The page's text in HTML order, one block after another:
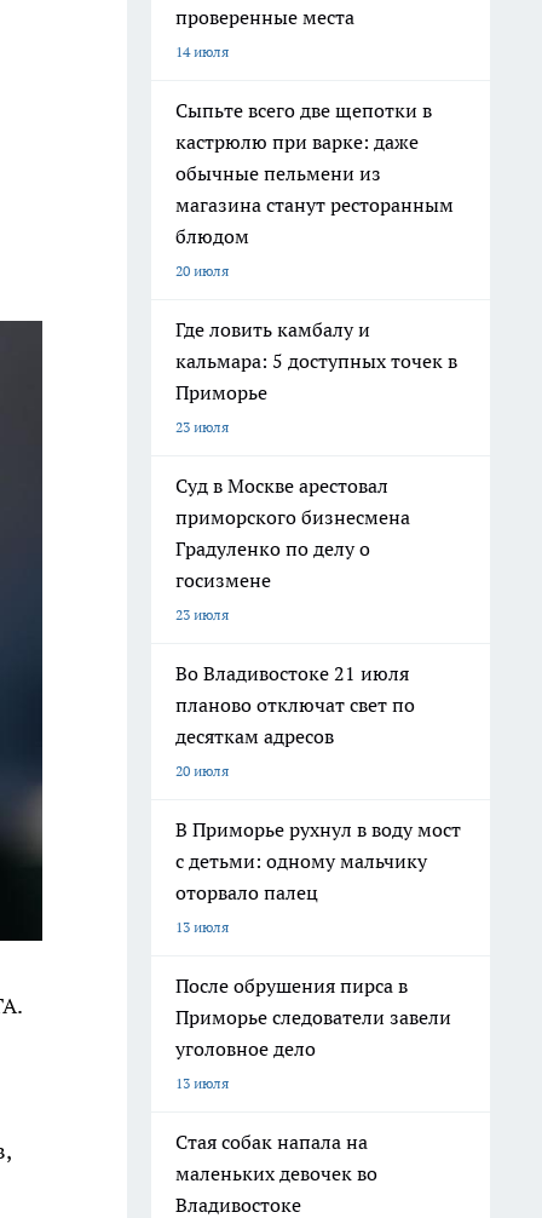
проверенные места
14 июля
Сыпьте всего две щепотки в
кастрюлю при варке: даже
обычные пельмени из
магазина станут ресторанным
блюдом
20 июля
Где ловить камбалу и
кальмара: 5 доступных точек в
Приморье
23 июля
Суд в Москве арестовал
приморского бизнесмена
Градуленко по делу о
госизмене
23 июля
Во Владивостоке 21 июля
планово отключат свет по
десяткам адресов
20 июля
В Приморье рухнул в воду мост
с детьми: одному мальчику
оторвало палец
13 июля
После обрушения пирса в
Приморье следователи завели
уголовное дело
13 июля
Стая собак напала на
маленьких девочек во
Владивостоке